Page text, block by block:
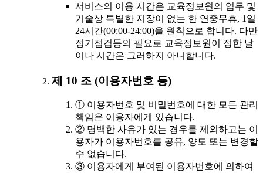
서비스의 이용 시간은 교육정보원의 업무 및
기술상 특별한 지장이 없는 한 연중무휴, 1일
24시간(00:00-24:00)을 원칙으로 합니다. 다만
정기점검등의 필요로 교육정보원이 정한 날
이나 시간은 그러하지 아니합니다.
제 10 조 (이용자번호 등)
① 이용자번호 및 비밀번호에 대한 모든 관리
책임은 이용자에게 있습니다.
② 명백한 사유가 있는 경우를 제외하고는 이
용자가 이용자번호를 공유, 양도 또는 변경할
수 없습니다.
③ 이용자에게 부여된 이용자번호에 의하여